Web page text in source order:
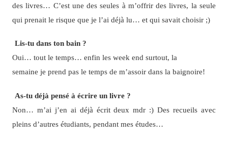
des livres… C’est une des seules à m’offrir des livres, la seule
qui prenait le risque que je l’ai déjà lu… et qui savait choisir ;)
Lis-tu dans ton bain ?
Oui… tout le temps… enfin les week end surtout, la
semaine je prend pas le temps de m’assoir dans la baignoire!
As-tu déjà pensé à écrire un livre ?
Non… m’ai j’en ai déjà écrit deux mdr :) Des recueils avec
pleins d’autres étudiants, pendant mes études…